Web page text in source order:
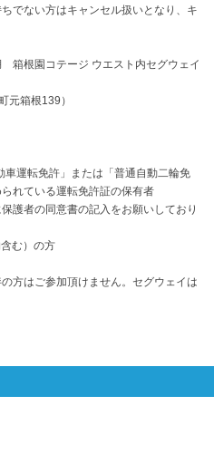
でない方はキャンセル扱いとなり、キ
根園コテージ ウエスト内セグウェイ
元箱根139）
車運転免許」または「普通自動二輪免
れている運転免許証の保有者
護者の同意書の記入をお願いしており
む）の方
方はご参加頂けません。セグウェイは